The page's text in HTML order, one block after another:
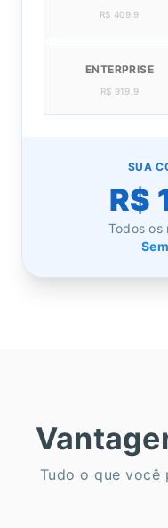
R$ 409.9
ENTERPRISE
R$ 919.9
SUA
R$
Todos os
Tudo o que você